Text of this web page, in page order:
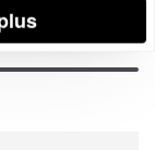
contributors,